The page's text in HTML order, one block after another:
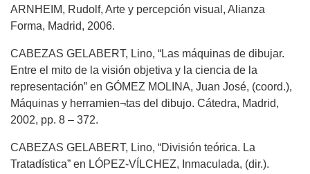
ARNHEIM, Rudolf, Arte y percepción visual, Alianza
Forma, Madrid, 2006.
CABEZAS GELABERT, Lino, “Las máquinas de dibujar.
Entre el mito de la visión objetiva y la ciencia de la
representación” en GÓMEZ MOLINA, Juan José, (coord.),
Máquinas y herramien¬tas del dibujo. Cátedra, Madrid,
2002, pp. 8 – 372.
CABEZAS GELABERT, Lino, “División teórica. La
Tratadística” en LÓPEZ-VÍLCHEZ, Inmaculada, (dir.).